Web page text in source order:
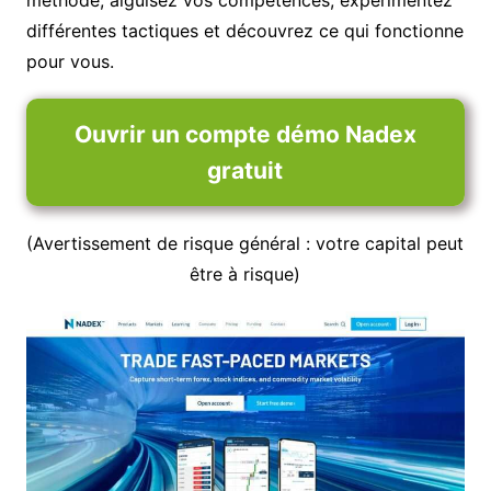
différentes tactiques et découvrez ce qui fonctionne
pour vous.
Ouvrir un compte démo Nadex
gratuit
(Avertissement de risque général : votre capital peut
être à risque)